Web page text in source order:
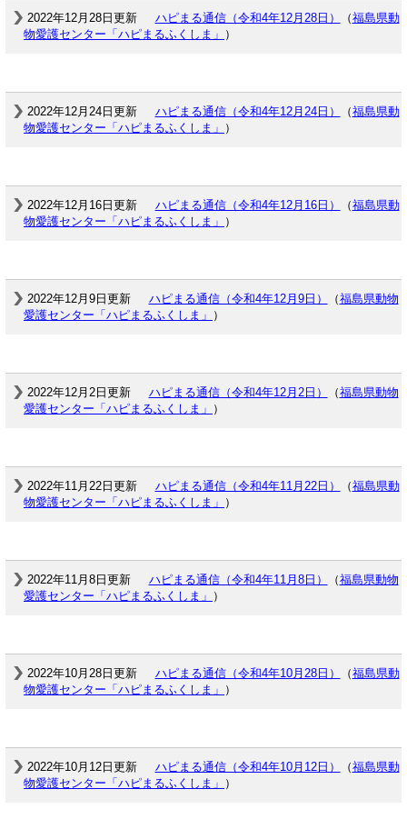
2022年12月28日更新 ハピまる通信（令和4年12月28日） （福島県動
物愛護センター「ハピまるふくしま」 ）
2022年12月24日更新 ハピまる通信（令和4年12月24日） （福島県動
物愛護センター「ハピまるふくしま」 ）
2022年12月16日更新 ハピまる通信（令和4年12月16日） （福島県動
物愛護センター「ハピまるふくしま」 ）
2022年12月9日更新 ハピまる通信（令和4年12月9日） （福島県動物
愛護センター「ハピまるふくしま」 ）
2022年12月2日更新 ハピまる通信（令和4年12月2日） （福島県動物
愛護センター「ハピまるふくしま」 ）
2022年11月22日更新 ハピまる通信（令和4年11月22日） （福島県動
物愛護センター「ハピまるふくしま」 ）
2022年11月8日更新 ハピまる通信（令和4年11月8日） （福島県動物
愛護センター「ハピまるふくしま」 ）
2022年10月28日更新 ハピまる通信（令和4年10月28日） （福島県動
物愛護センター「ハピまるふくしま」 ）
2022年10月12日更新 ハピまる通信（令和4年10月12日） （福島県動
物愛護センター「ハピまるふくしま」 ）